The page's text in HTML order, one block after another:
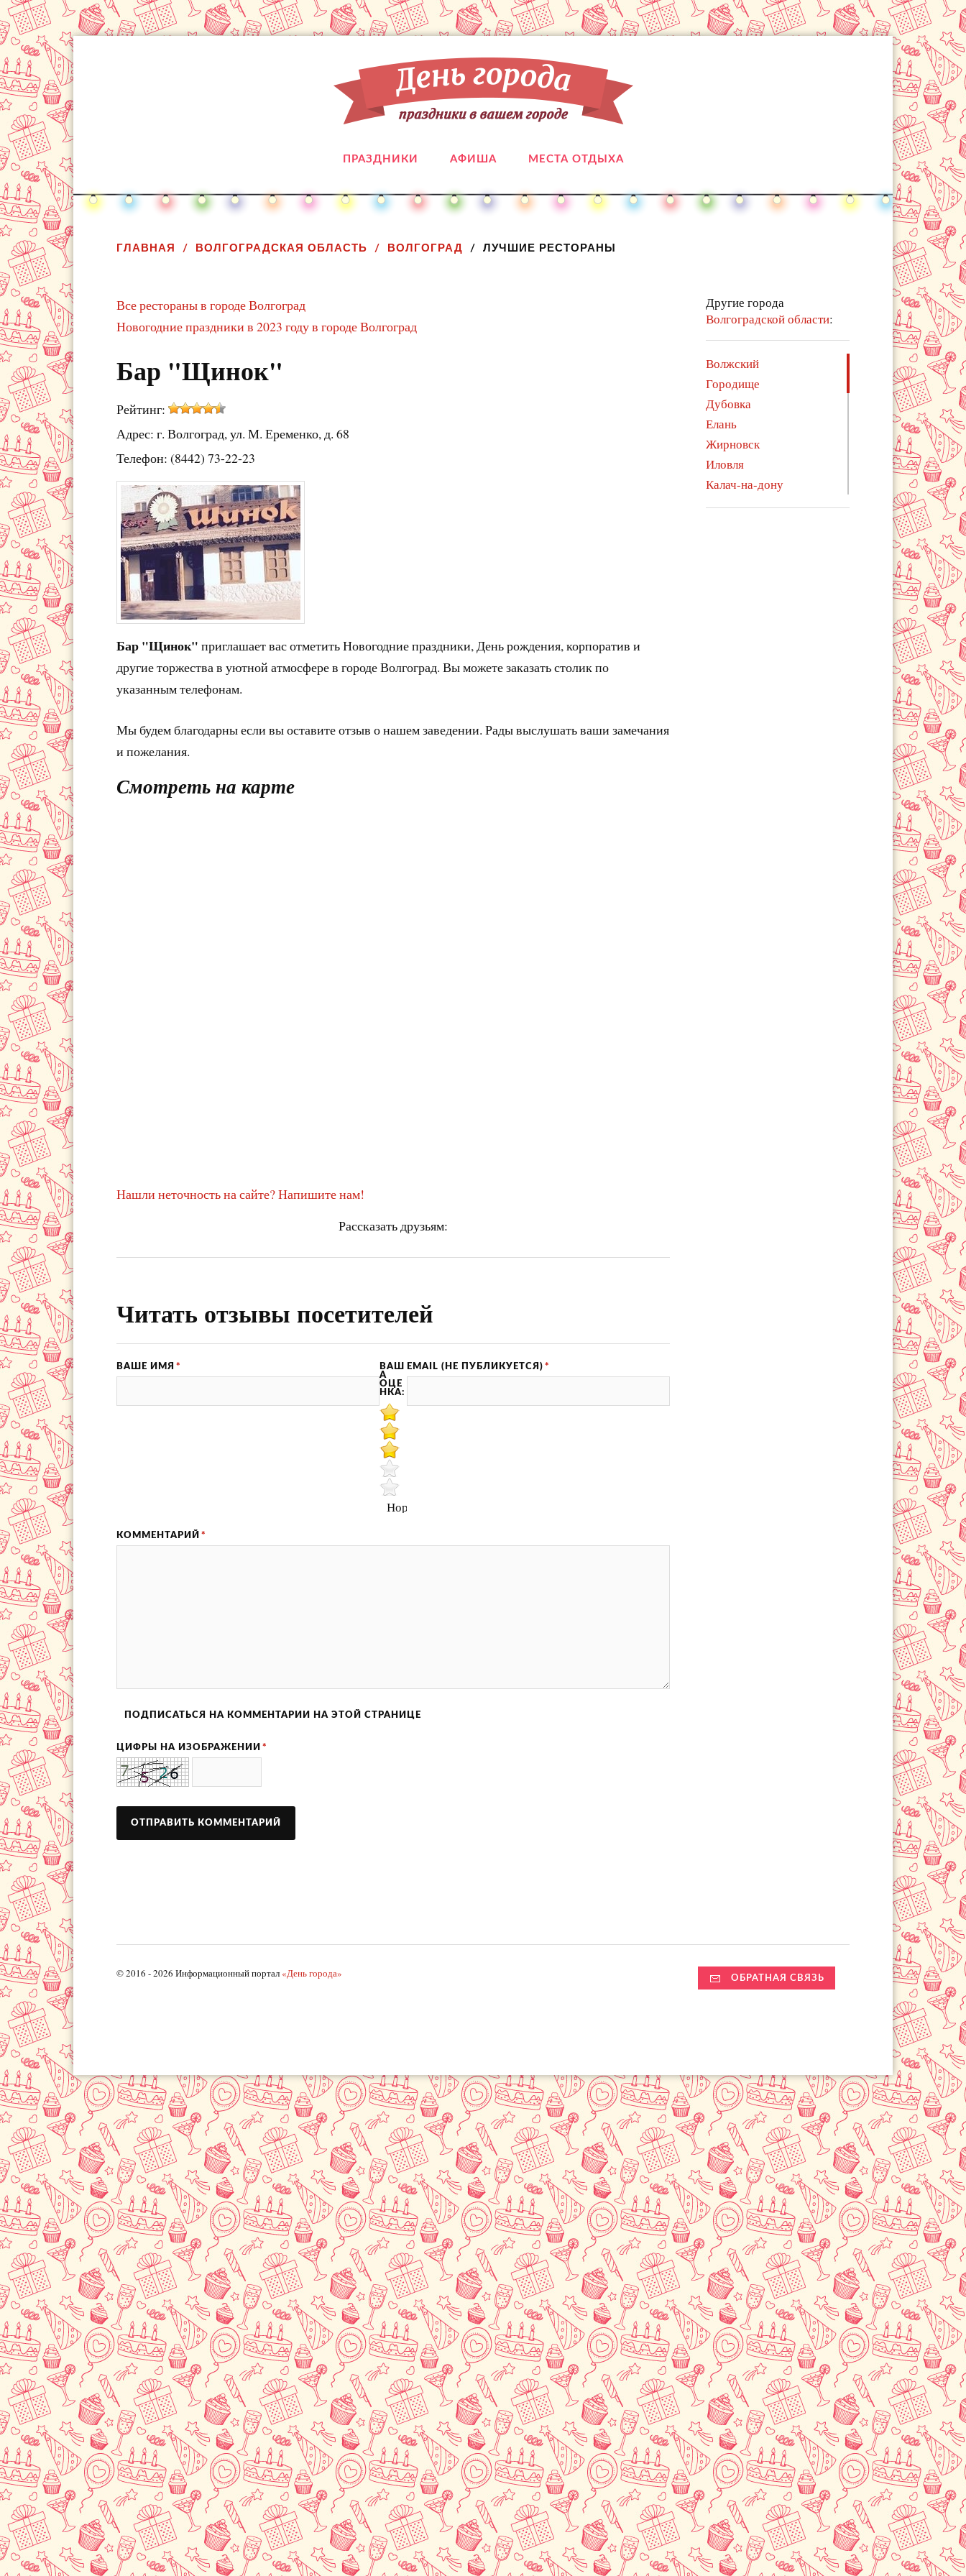
ПРАЗДНИКИ АФИША МЕСТА ОТДЫХА
ГЛАВНАЯ ВОЛГОГРАДСКАЯ ОБЛАСТЬ ВОЛГОГРАД ЛУЧШИЕ РЕСТОРАНЫ
Другие города
Волгоградской области:
Волжский
Городище
Дубовка
Елань
Жирновск
Иловля
Калач-на-дону
Камышин
Все рестораны в городе Волгоград
Новогодние праздники в 2023 году в городе Волгоград
Бар "Щинок"
Рейтинг:
Адрес: г. Волгоград, ул. М. Еременко, д. 68
Телефон: (8442) 73-22-23
Бар "Щинок" приглашает вас отметить Новогодние праздники, День рождения, корпоратив и
другие торжества в уютной атмосфере в городе Волгоград. Вы можете заказать столик по
указанным телефонам.
Мы будем благодарны если вы оставите отзыв о нашем заведении. Рады выслушать ваши замечания
и пожелания.
Смотреть на карте
Нашли неточность на сайте? Напишите нам!
Рассказать друзьям:
Читать отзывы посетителей
ВАШЕ ИМЯ * EMAIL (НЕ ПУБЛИКУЕТСЯ) *
ВАШ
А
ОЦЕ
НКА:
Нормально
КОММЕНТАРИЙ *
ПОДПИСАТЬСЯ НА КОММЕНТАРИИ НА ЭТОЙ СТРАНИЦЕ
ЦИФРЫ НА ИЗОБРАЖЕНИИ *
© 2016 - 2026 Информационный портал «День города» ОБРАТНАЯ СВЯЗЬ